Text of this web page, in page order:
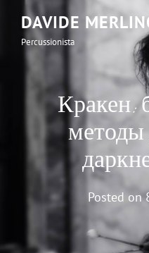
DAVIDE
Percussionista
Кракен:
методы
Posted on